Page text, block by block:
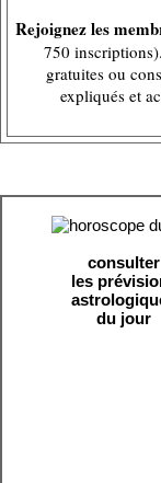
Rejoignez les
750
gratuites ou
expliqués et
consulter
les
du jour